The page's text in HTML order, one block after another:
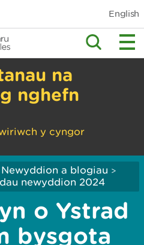
English
na
nghefn
y cyngor
Newyddion a blogiau >
newyddion 2024
o Ystrad
bysgota